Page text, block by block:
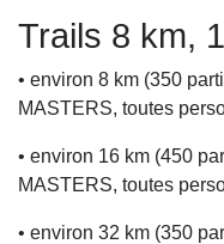
Trails 8 km,
• environ 8 km (350
MASTERS, toutes
• environ 16 km (450
MASTERS, toutes
• environ 32 km (350